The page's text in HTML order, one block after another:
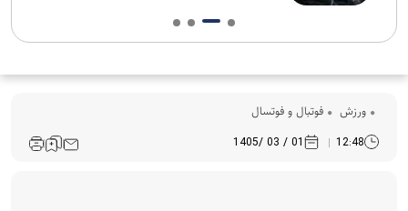
ورزش فوتبال و فوتسال
12:48
01 / 03 /1405